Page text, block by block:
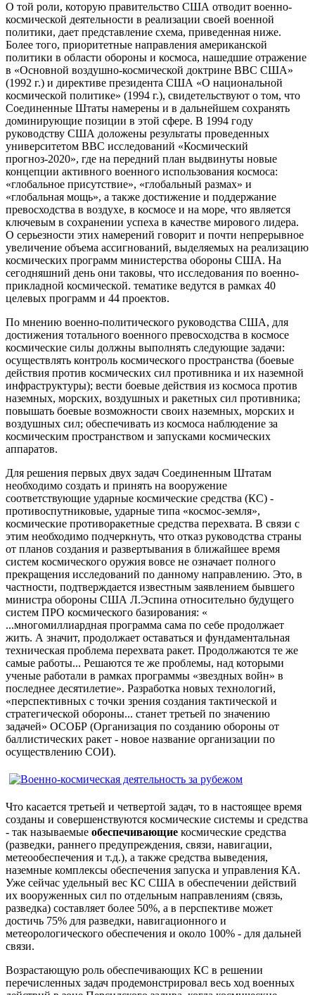
О той роли, которую правительство США отводит военно-
космической деятельности в реализации своей военной
политики, дает представление схема, приведенная ниже.
Более того, приоритетные направления американской
политики в области обороны и космоса, нашедшие отражение
в «Основной воздушно-космической доктрине ВВС США»
(1992 г.) и директиве президента США «О национальной
космической политике» (1994 г.), свидетельствуют о том, что
Соединенные Штаты намерены и в дальнейшем сохранять
доминирующие позиции в этой сфере. В 1994 году
руководству США доложены результаты проведенных
университетом ВВС исследований «Космический
прогноз-2020», где на передний план выдвинуты новые
концепции активного военного использования космоса:
«глобальное присутствие», «глобальный размах» и
«глобальная мощь», а также достижение и поддержание
превосходства в воздухе, в космосе и на море, что является
ключевым в сохранении успеха в качестве мирового лидера.
О серьезности этих намерений говорит и почти непрерывное
увеличение объема ассигнований, выделяемых на реализацию
космических программ министерства обороны США. На
сегодняшний день они таковы, что исследования по военно-
прикладной космической. тематике ведутся в рамках 40
целевых программ и 44 проектов.
По мнению военно-политического руководства США, для
достижения тотального военного превосходства в космосе
космические силы должны выполнять следующие задачи:
осуществлять контроль космического пространства (боевые
действия против космических сил противника и их наземной
инфраструктуры); вести боевые действия из космоса против
наземных, морских, воздушных и ракетных сил противника;
повышать боевые возможности своих наземных, морских и
воздушных сил; обеспечивать из космоса наблюдение за
космическим пространством и запусками космических
аппаратов.
Для решения первых двух задач Соединенным Штатам
необходимо создать и принять на вооружение
соответствующие ударные космические средства (КС) -
противоспутниковые, ударные типа «космос-земля»,
космические противоракетные средства перехвата. В связи с
этим необходимо подчеркнуть, что отказ руководства страны
от планов создания и развертывания в ближайшее время
систем космического оружия вовсе не означает полного
прекращения исследований по данному направлению. Это, в
частности, подтверждается известным заявлением бывшего
министра обороны США Л.Эспина относительно будущего
систем ПРО космического базирования: «
...многомиллиардная программа сама по себе продолжает
жить. А значит, продолжает оставаться и фундаментальная
техническая проблема перехвата ракет. Продолжаются те же
самые работы... Решаются те же проблемы, над которыми
ученые работали в рамках программы «звездных войн» в
последнее десятилетие». Разработка новых технологий,
«перспективных с точки зрения создания тактической и
стратегической обороны... станет третьей по значению
задачей» ОСОБР (Организация по созданию обороны от
баллистических ракет - новое название организации по
осуществлению СОИ).
Что касается третьей и четвертой задач, то в настоящее время
созданы и совершенствуются космические системы и средства
- так называемые обеспечивающие космические средства
(разведки, раннего предупреждения, связи, навигации,
метеообеспечения и т.д.), а также средства выведения,
наземные комплексы обеспечения запуска и управления КА.
Уже сейчас удельный вес КС США в обеспечении действий
их вооруженных сил по отдельным направлениям (связь,
разведка) составляет более 50%, а в перспективе может
достичь 75% для разведки, навигационного и
метеорологического обеспечения и около 100% - для дальней
связи.
Возрастающую роль обеспечивающих КС в решении
перечисленных задач продемонстрировал весь ход военных